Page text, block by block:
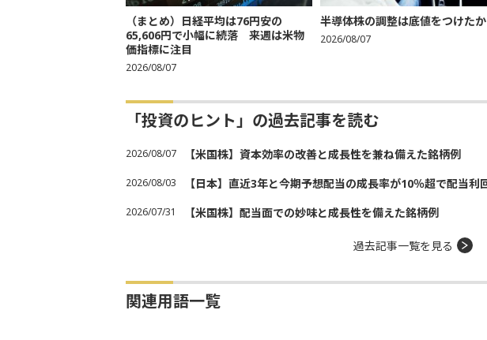
（まとめ）日経平均は76円安の
65,606円で小幅に続落 来週は米物
価指標に注目
2026/08/07
半導体株の調整は底値をつけたか
2026/08/07
「投資のヒント」の過去記事を読む
2026/08/07 【米国株】資本効率の改善と成長性を兼ね備えた銘柄例
2026/08/03 【日本】直近3年と今期予想配当の成長率が10％超で配当利
2026/07/31 【米国株】配当面での妙味と成長性を備えた銘柄例
過去記事一覧を見る
関連用語一覧